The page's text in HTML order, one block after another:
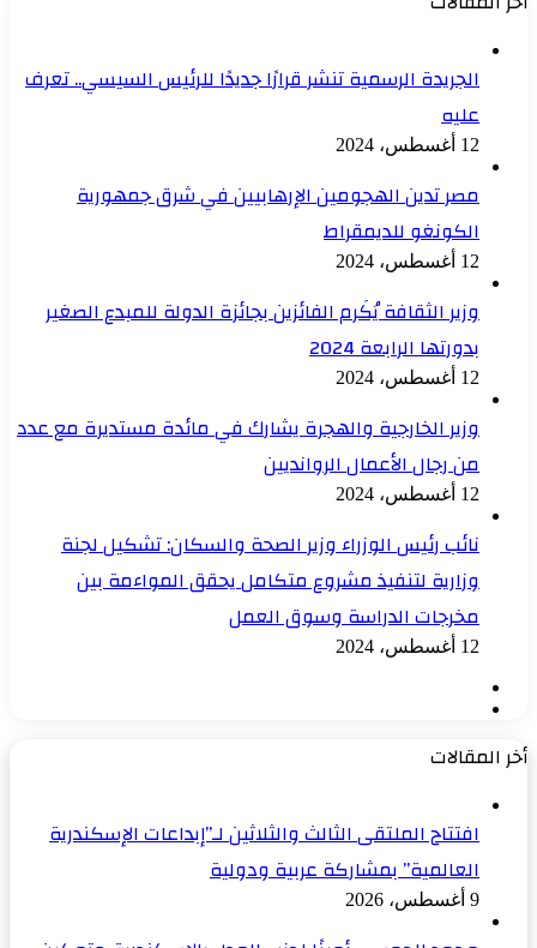
الجريدة الرسمية تنشر قرارًا جديدًا للرئيس السيسي.. تعرف
عليه
12 أغسطس، 2024
مصر تدين الهجومين الإرهابيين في شرق جمهورية
الكونغو للديمقراط
12 أغسطس، 2024
وزير الثقافة يُكَرم الفائزين بجائزة الدولة للمبدع الصغير
بدورتها الرابعة 2024
12 أغسطس، 2024
وزير الخارجية والهجرة يشارك في مائدة مستديرة مع عدد
من رجال الأعمال الروانديين
12 أغسطس، 2024
نائب رئيس الوزراء وزير الصحة والسكان: تشكيل لجنة
وزارية لتنفيذ مشروع متكامل يحقق المواءمة بين
مخرجات الدراسة وسوق العمل
12 أغسطس، 2024
أخر المقالات
افتتاح الملتقى الثالث والثلاثين لـ”إبداعات الإسكندرية
العالمية” بمشاركة عربية ودولية
9 أغسطس، 2026